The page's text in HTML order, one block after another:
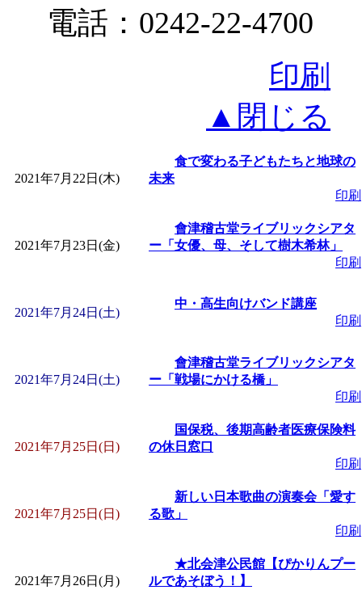
電話：0242-22-4700
印刷
▲閉じる
2021年7月22日(木)
食で変わる子どもたちと地球の
未来
印刷
2021年7月23日(金)
會津稽古堂ライブリックシアタ
ー「女優、母、そして樹木希林」
印刷
2021年7月24日(土)
中・高生向けバンド講座
印刷
2021年7月24日(土)
會津稽古堂ライブリックシアタ
ー「戦場にかける橋」
印刷
2021年7月25日(日)
国保税、後期高齢者医療保険料
の休日窓口
印刷
2021年7月25日(日)
新しい日本歌曲の演奏会「愛す
る歌」
印刷
2021年7月26日(月)
★北会津公民館【ぴかりんプー
ルであそぼう！】